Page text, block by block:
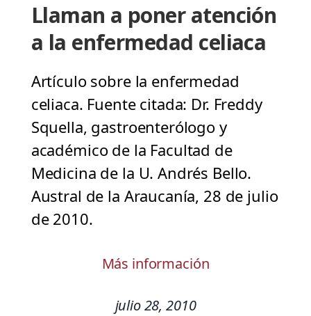
Llaman a poner atención
a la enfermedad celiaca
Artículo sobre la enfermedad
celiaca. Fuente citada: Dr. Freddy
Squella, gastroenterólogo y
académico de la Facultad de
Medicina de la U. Andrés Bello.
Austral de la Araucanía, 28 de julio
de 2010.
Más información
julio 28, 2010